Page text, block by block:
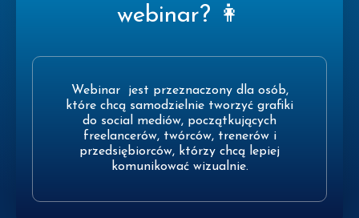
webinar? 👩
Webinar jest przeznaczony dla osób,
które chcą samodzielnie tworzyć grafiki
do social mediów, początkujących
freelancerów, twórców, trenerów i
przedsiębiorców, którzy chcą lepiej
komunikować wizualnie.